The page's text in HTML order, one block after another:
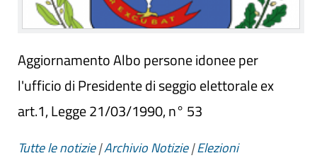
Aggiornamento Albo persone idonee per
l'ufficio di Presidente di seggio elettorale ex
art.1, Legge 21/03/1990, n° 53
Tutte le notizie|Archivio Notizie|Elezioni